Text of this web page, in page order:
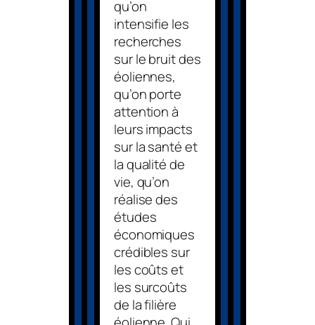
qu’on
intensifie les
recherches
sur le bruit des
éoliennes,
qu’on porte
attention à
leurs impacts
sur la santé et
la qualité de
vie, qu’on
réalise des
études
économiques
crédibles sur
les coûts et
les surcoûts
de la filière